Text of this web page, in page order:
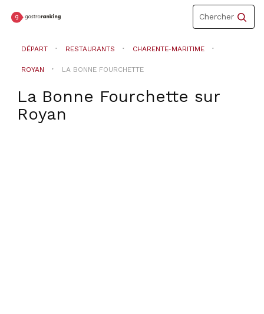
Toggle
navigation
Chercher
DÉPART RESTAURANTS CHARENTE-MARITIME
ROYAN LA BONNE FOURCHETTE
La Bonne Fourchette sur
Royan